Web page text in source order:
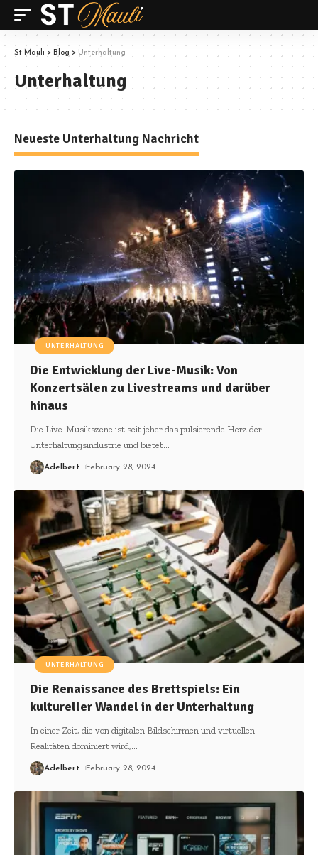
St Mauli > Blog > Unterhaltung
Unterhaltung
Neueste Unterhaltung Nachricht
UNTERHALTUNG
Die Entwicklung der Live-Musik: Von
Konzertsälen zu Livestreams und darüber
hinaus
Die Live-Musikszene ist seit jeher das pulsierende Herz der
Unterhaltungsindustrie und bietet…
Adelbert February 28, 2024
UNTERHALTUNG
Die Renaissance des Brettspiels: Ein
kultureller Wandel in der Unterhaltung
In einer Zeit, die von digitalen Bildschirmen und virtuellen
Realitäten dominiert wird,…
Adelbert February 28, 2024